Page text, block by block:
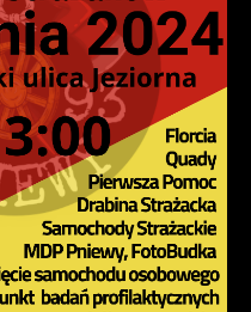
analizy Twoich
dotyczących
Treści promocyjne
podmiotów trzecich
oraz innych
w charakterze
treści w postaci
mediów